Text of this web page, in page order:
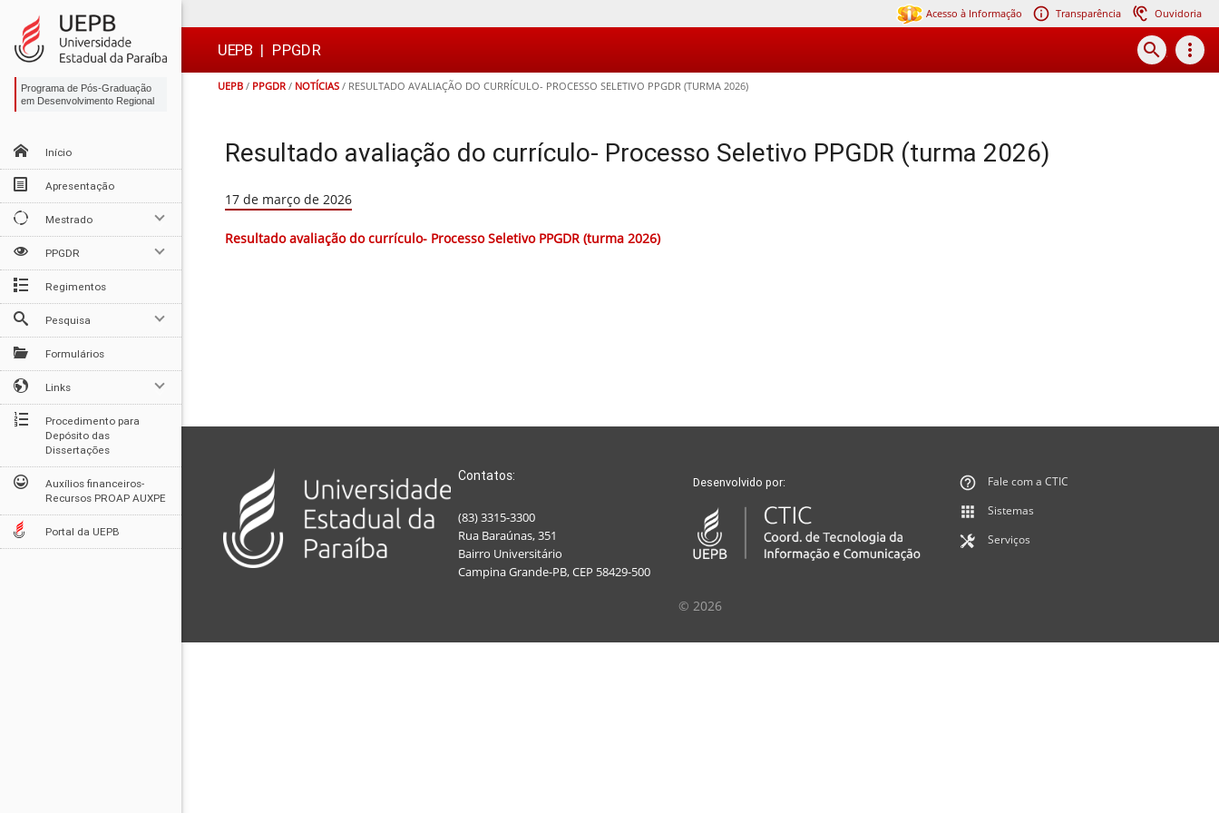
para
conteúdo
para
menu
para
busca
para
rodapé

Acesso à Informação Transparência Ouvidoria
UEPB | PPGDR search more_vert
UEPB / PPGDR / NOTÍCIAS / RESULTADO AVALIAÇÃO DO CURRÍCULO- PROCESSO SELETIVO PPGDR (TURMA 2026)
Programa de Pós-Graduação
em Desenvolvimento Regional
Início
Apresentação
Mestrado
PPGDR
Regimentos
Pesquisa
Formulários
Links
Procedimento para
Depósito das
Dissertações
Auxílios financeiros-
Recursos PROAP AUXPE
Portal da UEPB
Resultado avaliação do currículo- Processo Seletivo PPGDR (turma 2026)
17 de março de 2026
Resultado avaliação do currículo- Processo Seletivo PPGDR (turma 2026)
Contatos:
(83) 3315-3300
Rua Baraúnas, 351
Bairro Universitário
Campina Grande-PB, CEP 58429-500
Desenvolvido por:
Fale com a CTIC
Sistemas
Serviços
© 2026